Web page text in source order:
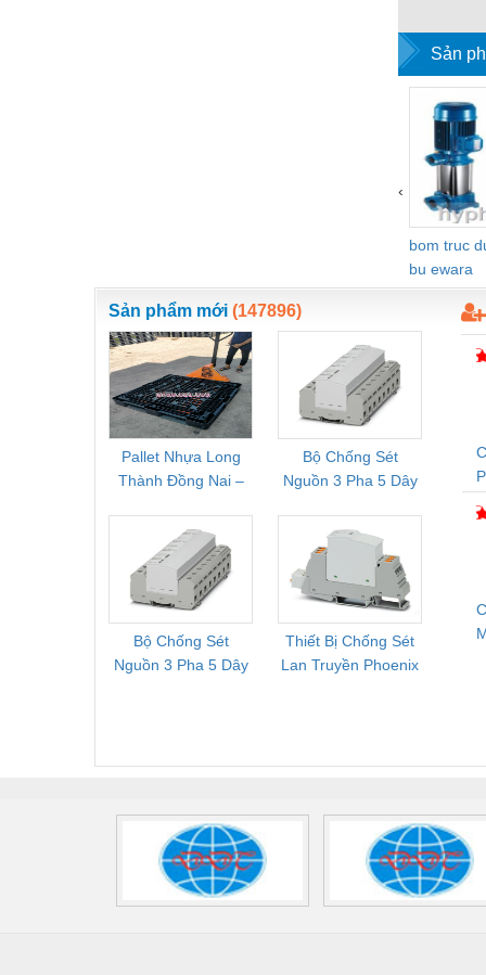
Sản
bom truc
bu ewara
‹
Sản phẩm mới (147896)
Pallet Nhựa Long
Thành Đồng Nai –
Mới, Pallet Cũ Giá
Tốt
Bộ Chống Sét
Nguồn 3 Pha 5 Dây
FLT-SEC-P-T1-3S-
264/50-FM -
2909589
Bộ Chống Sét
Nguồn 3 Pha 5 Dây
Thiết Bị Chống Sét
Lan Truyền Phoenix
Rơ
Bộ